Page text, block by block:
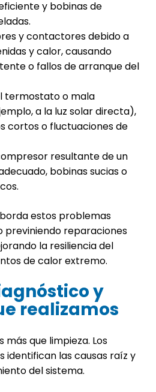
y bobinas de
y contactores debido a
y calor, causando
o fallos de arranque del
termostato o mala
a la luz solar directa),
cortos o fluctuaciones de
resultante de un
bobinas sucias o
estos problemas
previniendo reparaciones
la resiliencia del
de calor extremo.
y
realizamos
que limpieza. Los
identifican las causas raíz y
del sistema.